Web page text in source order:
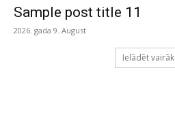
Sample post title 11
2026. gada 9. August
Ielādēt vairāk